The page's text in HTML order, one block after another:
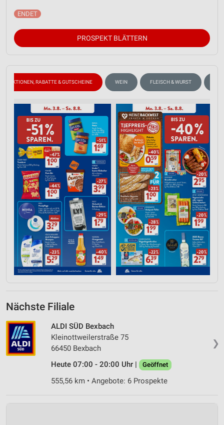
PROSPEKT BLÄTTERN
AKTIONEN, RABATTE & GUTSCHEINE WEIN FLEISCH & WURST
Nächste Filiale
❯
ALDI SÜD Bexbach
Kleinottweilerstraße 75
66450 Bexbach
Heute 07:00 - 20:00 Uhr |
Geöffnet
555,56 km • Angebote: 6 Prospekte